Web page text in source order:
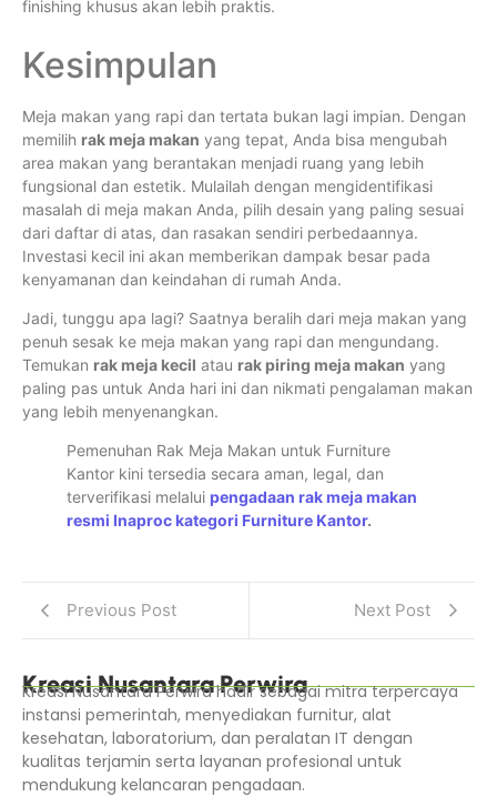
finishing khusus akan lebih praktis.
Kesimpulan
Meja makan yang rapi dan tertata bukan lagi impian. Dengan
memilih rak meja makan yang tepat, Anda bisa mengubah
area makan yang berantakan menjadi ruang yang lebih
fungsional dan estetik. Mulailah dengan mengidentifikasi
masalah di meja makan Anda, pilih desain yang paling sesuai
dari daftar di atas, dan rasakan sendiri perbedaannya.
Investasi kecil ini akan memberikan dampak besar pada
kenyamanan dan keindahan di rumah Anda.
Jadi, tunggu apa lagi? Saatnya beralih dari meja makan yang
penuh sesak ke meja makan yang rapi dan mengundang.
Temukan rak meja kecil atau rak piring meja makan yang
paling pas untuk Anda hari ini dan nikmati pengalaman makan
yang lebih menyenangkan.
Pemenuhan Rak Meja Makan untuk Furniture
Kantor kini tersedia secara aman, legal, dan
terverifikasi melalui pengadaan rak meja makan
resmi Inaproc kategori Furniture Kantor.
Previous Post Next Post
Kreasi Nusantara Perwira
Kreasi Nusantara Perwira hadir sebagai mitra terpercaya
instansi pemerintah, menyediakan furnitur, alat
kesehatan, laboratorium, dan peralatan IT dengan
kualitas terjamin serta layanan profesional untuk
mendukung kelancaran pengadaan.